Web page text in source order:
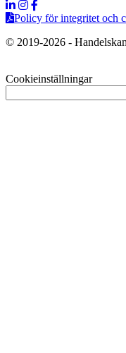
Policy för integritet och
© 2019-2026 -
Cookieinställningar